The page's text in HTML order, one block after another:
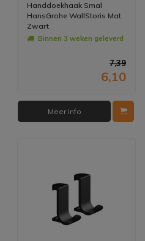
Handdoekhaak Smal
HansGrohe WallStoris Mat
Zwart
Binnen 3 weken geleverd
7,39
6,10
Meer info